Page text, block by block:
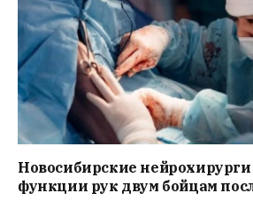
Новосибирские
функции рук двум бойцам